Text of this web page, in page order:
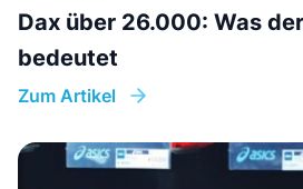
Dax über 26.000: Was
bedeutet
Zum Artikel